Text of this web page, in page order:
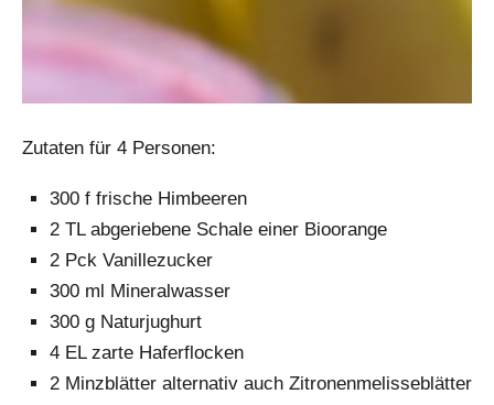
Zutaten für 4 Personen:
300 f frische Himbeeren
2 TL abgeriebene Schale einer Bioorange
2 Pck Vanillezucker
300 ml Mineralwasser
300 g Naturjughurt
4 EL zarte Haferflocken
2 Minzblätter alternativ auch Zitronenmelisseblätter